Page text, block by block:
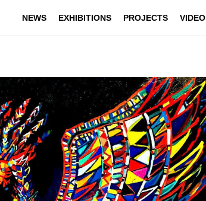
NEWS EXHIBITIONS PROJECTS VIDEO